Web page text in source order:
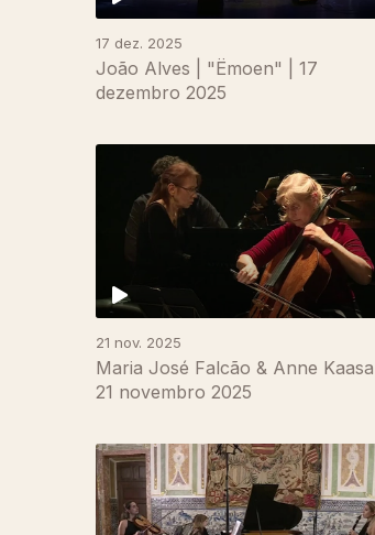
17 dez. 2025
João Alves | "Ëmoen" | 17
dezembro 2025
21 nov. 2025
Maria José Falcão & Anne Kaasa |
21 novembro 2025